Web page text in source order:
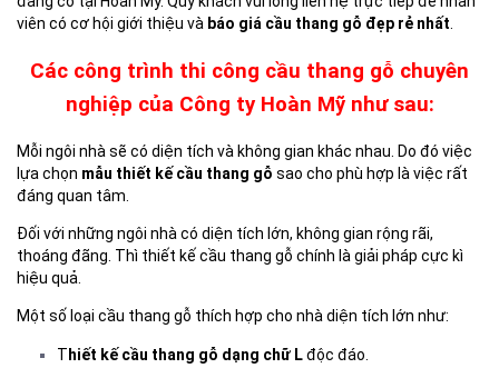
viên có cơ hội giới thiệu và báo giá cầu thang gỗ đẹp rẻ nhất
Các công trình thi công cầu thang gỗ chuyên
nghiệp của Công ty Hoàn Mỹ như sau:
Mỗi ngôi nhà sẽ có diện tích và không gian khác nhau. Do đó việc
lựa chọn mẫu thiết kế cầu thang gỗ sao cho phù hợp là việc rất
đáng quan tâm.
Đối với những ngôi nhà có diện tích lớn, không gian rộng rãi,
thoáng đãng. Thì thiết kế cầu thang gỗ chính là giải pháp cực kì
hiệu quả.
Một số loại cầu thang gỗ thích hợp cho nhà diện tích lớn như:
T hiết kế cầu thang gỗ dạng chữ Lđộc đáo.